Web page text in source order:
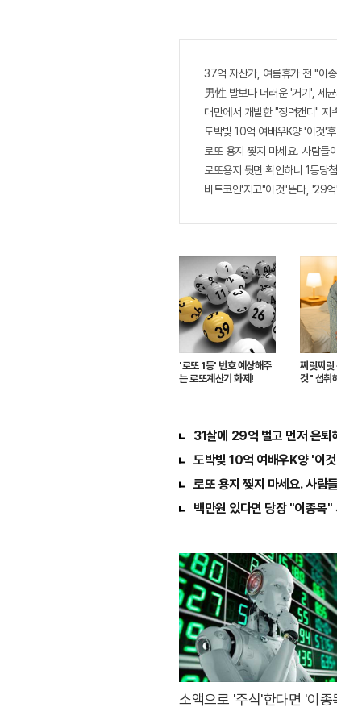
37억 자산가, 여름휴가 전 "이종
男性 발보다 더러운 '거기', 세균
대만에서 개발한 "정력캔디" 지
도박빚 10억 여배우K양 '이것'후
로또 용지 찢지 마세요. 사람들
로또용지 뒷면 확인하니 1등당
비트코인'지고"이것"뜬다, '29억
'로또 1등' 번호 예상해주
는 로또계산기 화제!
찌릿찌릿
것" 섭취
31살에 29억 벌고 먼저 은퇴
도박빚 10억 여배우K양 '이것'
로또 용지 찢지 마세요. 사람
백만원 있다면 당장 "이종목
소액으로 '주식'한다면 '이종